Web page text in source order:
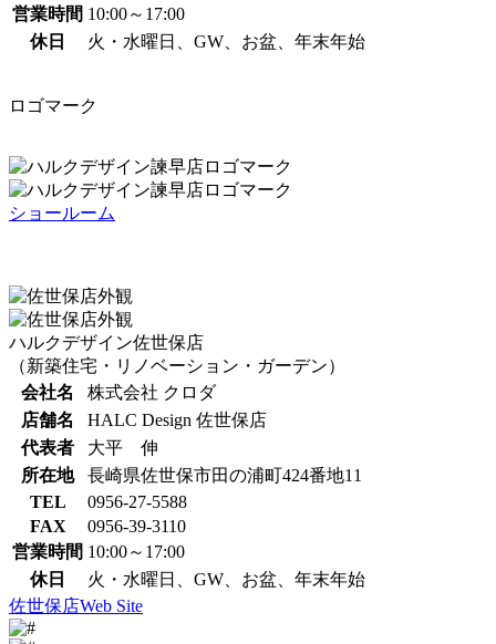
営業時間 10:00～17:00
休日
火・水曜日、GW、お盆、年末年始
ロゴマーク
ショールーム
ハルクデザイン佐世保店
（新築住宅・リノベーション・ガーデン）
会社名
株式会社 クロダ
店舗名
HALC Design 佐世保店
代表者
大平 伸
所在地
長崎県佐世保市田の浦町424番地11
TEL
0956-27-5588
FAX
0956-39-3110
営業時間 10:00～17:00
休日
火・水曜日、GW、お盆、年末年始
佐世保店Web Site